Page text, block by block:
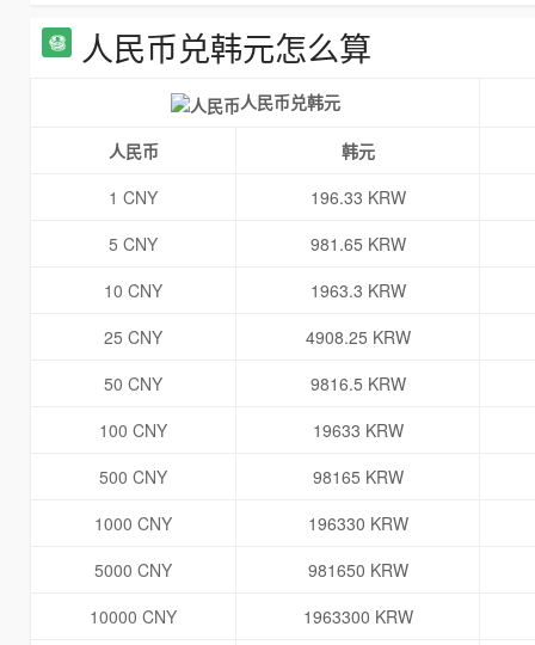
人民币兑韩元怎么算
人民币兑韩元
人民币
韩元
1 CNY
196.33 KRW
5 CNY
981.65 KRW
10 CNY
1963.3 KRW
25 CNY
4908.25 KRW
50 CNY
9816.5 KRW
100 CNY
19633 KRW
500 CNY
98165 KRW
1000 CNY
196330 KRW
5000 CNY
981650 KRW
10000 CNY
1963300 KRW